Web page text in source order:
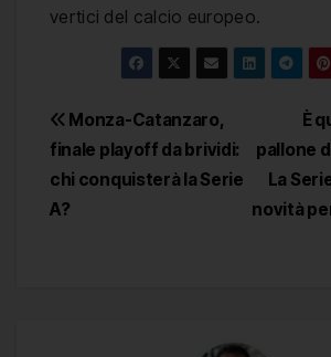
vertici del calcio europeo.
Navigazione
articoli
È
pallone
La
novità
Monza-Catanzaro,
finale playoff da brividi:
chi conquisterà la Serie
A?